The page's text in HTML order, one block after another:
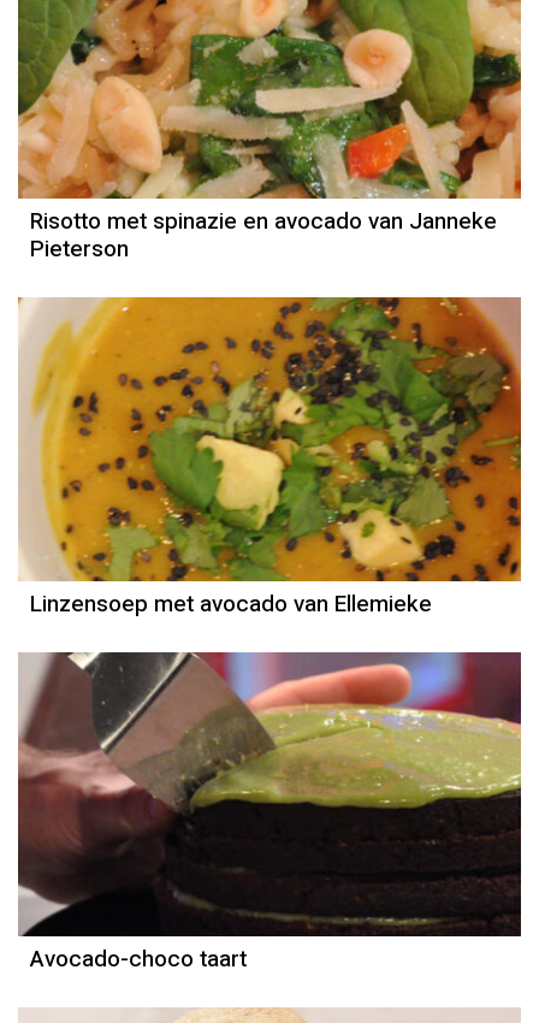
Recept
Janneke Pieterson
Risotto met spinazie en avocado van Janneke
Pieterson
Recept
Ellemieke Vermolen
Linzensoep met avocado van Ellemieke
Recept
Menno de Koning
Avocado-choco taart